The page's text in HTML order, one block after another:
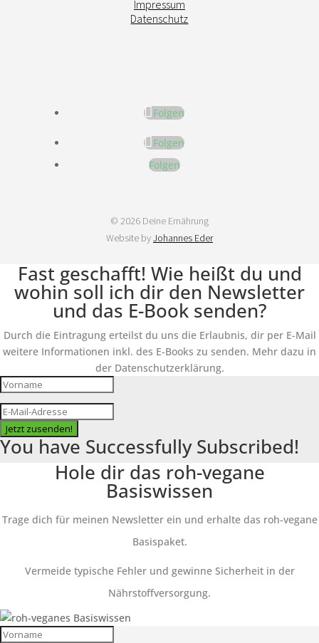
Impressum
Datenschutz
Folgen
Folgen
Folgen
© 2026 Deine Ernährung
Website byJohannes Eder
Fast geschafft! Wie heißt du und
wohin soll ich dir den Newsletter
und das E-Book senden?
Durch die Eintragung erteilst du uns die Erlaubnis, dir per E-Mail
weitere Informationen inkl. des E-Books zu senden. Mehr dazu in
der Datenschutzerklärung.
Jetzt zusenden!
You have Successfully Subscribed!
Hole dir das roh-vegane
Basiswissen
Trage dich für meinen Newsletter ein und erhalte das roh-vegane
Basispaket.
Vermeide typische Fehler und gewinne Sicherheit in der
Nährstoffversorgung.